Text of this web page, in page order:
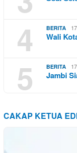
4 BERITA
Wali
5 BERITA
Jambi
CAKAP KETUA